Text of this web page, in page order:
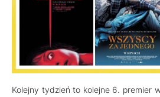
Kolejny tydzień to kolejne 6. premier